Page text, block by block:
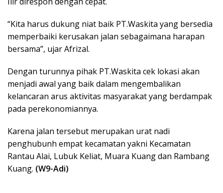
“Kita harus dukung niat baik PT.Waskita yang bersedia
memperbaiki kerusakan jalan sebagaimana harapan
bersama”, ujar Afrizal.
Dengan turunnya pihak PT.Waskita cek lokasi akan
menjadi awal yang baik dalam mengembalikan
kelancaran arus aktivitas masyarakat yang berdampak
pada perekonomiannya.
Karena jalan tersebut merupakan urat nadi
penghubunh empat kecamatan yakni Kecamatan
Rantau Alai, Lubuk Keliat, Muara Kuang dan Rambang
Kuang. (W9-Adi)